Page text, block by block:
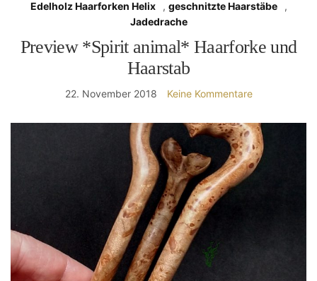
Edelholz Haarforken Helix , geschnitzte Haarstäbe
,
Jadedrache
Preview *Spirit animal* Haarforke und
Haarstab
22. November 2018 Keine Kommentare